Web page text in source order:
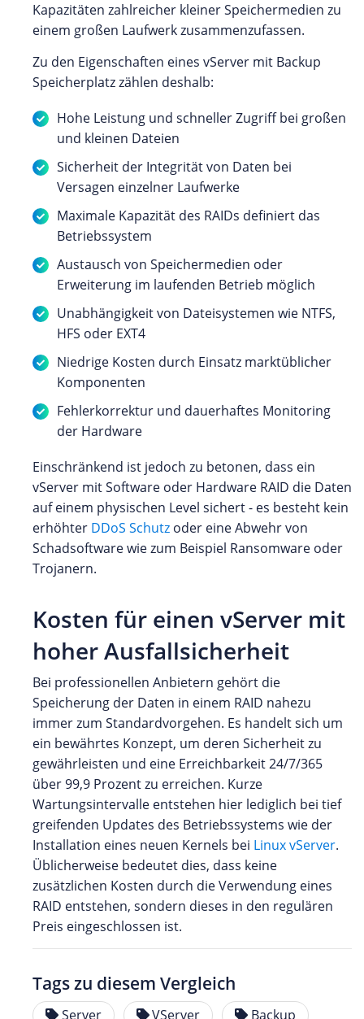
Kapazitäten zahlreicher kleiner Speichermedien zu
einem großen Laufwerk zusammenzufassen.
Zu den Eigenschaften eines vServer mit Backup
Speicherplatz zählen deshalb:
Hohe Leistung und schneller Zugriff bei großen
und kleinen Dateien
Sicherheit der Integrität von Daten bei
Versagen einzelner Laufwerke
Maximale Kapazität des RAIDs definiert das
Betriebssystem
Austausch von Speichermedien oder
Erweiterung im laufenden Betrieb möglich
Unabhängigkeit von Dateisystemen wie NTFS,
HFS oder EXT4
Niedrige Kosten durch Einsatz marktüblicher
Komponenten
Fehlerkorrektur und dauerhaftes Monitoring
der Hardware
Einschränkend ist jedoch zu betonen, dass ein
vServer mit Software oder Hardware RAID die Daten
auf einem physischen Level sichert - es besteht kein
erhöhter DDoS Schutz oder eine Abwehr von
Schadsoftware wie zum Beispiel Ransomware oder
Trojanern.
Kosten für einen vServer mit
hoher Ausfallsicherheit
Bei professionellen Anbietern gehört die
Speicherung der Daten in einem RAID nahezu
immer zum Standardvorgehen. Es handelt sich um
ein bewährtes Konzept, um deren Sicherheit zu
gewährleisten und eine Erreichbarkeit 24/7/365
über 99,9 Prozent zu erreichen. Kurze
Wartungsintervalle entstehen hier lediglich bei tief
greifenden Updates des Betriebssystems wie der
Installation eines neuen Kernels bei Linux vServer.
Üblicherweise bedeutet dies, dass keine
zusätzlichen Kosten durch die Verwendung eines
RAID entstehen, sondern dieses in den regulären
Preis eingeschlossen ist.
Tags zu diesem Vergleich
Server VServer Backup